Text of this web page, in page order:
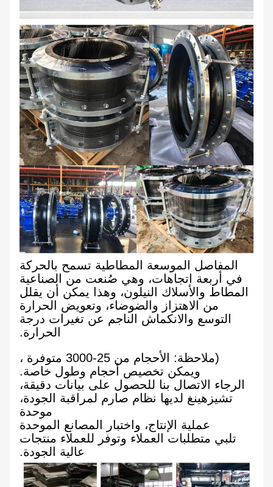
المفاصل الموسعة المطاطية تسمح بالحركة
في أربعة اتجاهات، وهي صُنعت من الصناعية
المطاط والأسلاك النيلون، وهذا يمكن أن يقلل
من الاهتزاز والضوضاء، وتعويض الحرارة
التوسع والانكماش الناجم عن تغيرات درجة
الحرارة.
(ملاحظة: الأحجام من 25-3000 متوفرة ،
ويمكن تخصيص أحجام وطول خاصة.
الرجاء الاتصال بنا للحصول على بيانات دقيقة،
تشيزهينغ لديها نظام صارم لمراقبة الجودة،
موحدة
عملية الإنتاج، واختبار المصانع الموحدة
تلبي متطلبات العملاء وتوفر للعملاء منتجات
عالية الجودة.